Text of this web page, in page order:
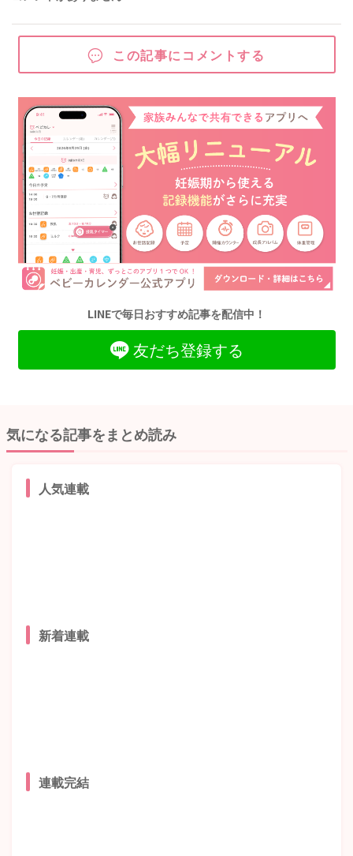
この記事にコメントする
LINEで毎日おすすめ記事を配信中！
友だち登録する
気になる記事をまとめ読み
人気連載
新着連載
連載完結